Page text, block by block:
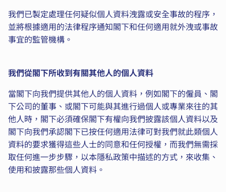
我們已製定處理任何疑似個人資料洩露或安全事故的程序，
並將根據適用的法律程序通知閣下和任何適用就外洩或事故
事宜的監管機構。
我們從閣下所收到有關其他人的個人資料
當閣下向我們提供其他人的個人資料，例如閣下的僱員、閣
下公司的董事、或閣下可能與其進行過個人或專業來往的其
他人時，閣下必須確保閣下有權向我們披露該個人資料以及
閣下向我們承認閣下已按任何適用法律可對我們就此類個人
資料的要求獲得這些人士的同意和任何授權，而我們無需採
取任何進一步步驟，以本隱私政策中描述的方式，來收集、
使用和披露那些個人資料。